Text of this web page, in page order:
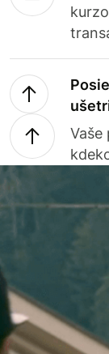
Vaše